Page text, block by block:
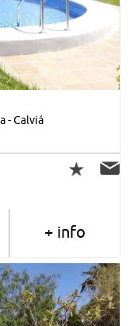
- Calviá
+ info